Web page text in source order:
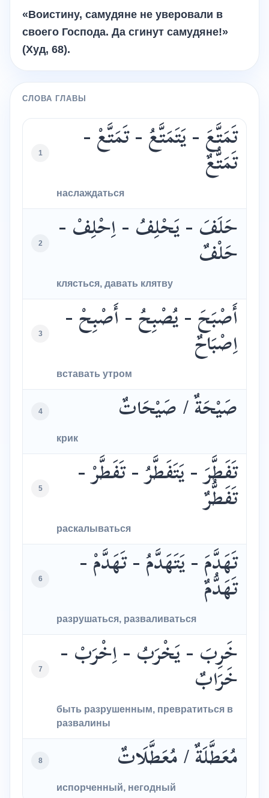
«Воистину, самудяне не уверовали в
своего Господа. Да сгинут самудяне!»
(Худ, 68).
СЛОВА ГЛАВЫ
1 تَمَتَّعَ - يَتَمَتَّعُ - تَمَتَّعْ -
تَمَتُّعٌ
наслаждаться
2 حَلَفَ - يَحْلِفُ - اِحْلِفْ -
حَلْفٌ
клясться, давать клятву
3 أَصْبَحَ - يُصْبِحُ - أَصْبِحْ -
اِصْبَاحٌ
вставать утром
4 صَيْحَةٌ / صَيْحَاتٌ
крик
5 تَفَطَّرَ - يَتَفَطَّرُ - تَفَطَّرْ -
تَفَطُّرٌ
раскалываться
6 تَهَدَّمَ - يَتَهَدَّمُ - تَهَدَّمْ -
تَهَدُّمٌ
разрушаться, разваливаться
7 خَرِبَ - يَخْرَبُ - اِخْرَبْ -
خَرَابٌ
быть разрушенным, превратиться в
развалины
8 مُعَطَّلَةٌ / مُعَطَّلَاتٌ
испорченный, негодный